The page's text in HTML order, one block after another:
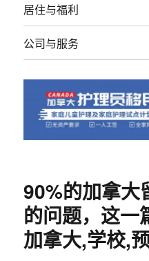
居住与福利
公司与服务
90%的加拿大
的问题，这一
加拿大,学校,